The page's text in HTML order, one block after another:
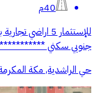
40م
جنوبي سكني ******************** المطلوب : 800,000 الف ******************** للتواصل
حي الراشدية, مكة